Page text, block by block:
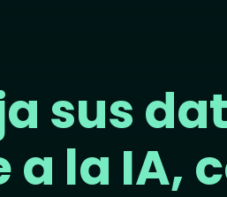
sus
la IA,